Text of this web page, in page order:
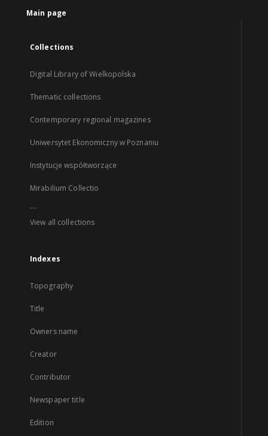
Main page
Collections
Digital Library of Wielkopolska
Thematic collections
Contemporary regional magazines
Uniwersytet Ekonomiczny w Poznaniu
Instytucje współtworzące
Mirabilium Collectio
...
View all collections
Indexes
Topography
Title
Owners name
Creator
Contributor
Newspaper title
Edition